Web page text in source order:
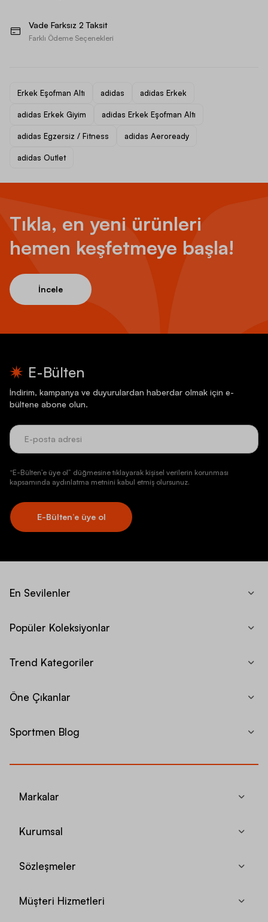
Vade Farksız 2 Taksit
Farklı Ödeme Seçenekleri
Erkek Eşofman Altı adidas adidas Erkek
adidas Erkek Giyim adidas Erkek Eşofman Altı
adidas Egzersiz / Fitness adidas Aeroready
adidas Outlet
Tıkla, en yeni ürünleri
hemen keşfetmeye başla!
İncele
E-Bülten
İndirim, kampanya ve duyurulardan haberdar olmak için e-
bültene abone olun.
“E-Bülten’e üye ol” düğmesine tıklayarak kişisel verilerin korunması
kapsamında aydınlatma metnini kabul etmiş olursunuz.
E-Bülten’e üye ol
En Sevilenler
Popüler Koleksiyonlar
Trend Kategoriler
Öne Çıkanlar
Sportmen Blog
Markalar
Kurumsal
Sözleşmeler
Müşteri Hizmetleri